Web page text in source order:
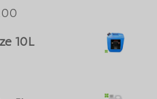
10L
Bahasa Melayu